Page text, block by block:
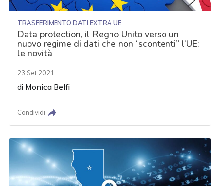
TRASFERIMENTO DATI EXTRA UE
Data protection, il Regno Unito verso un
nuovo regime di dati che non “scontenti” l’UE:
le novità
23 Set 2021
di Monica Belfi
Condividi